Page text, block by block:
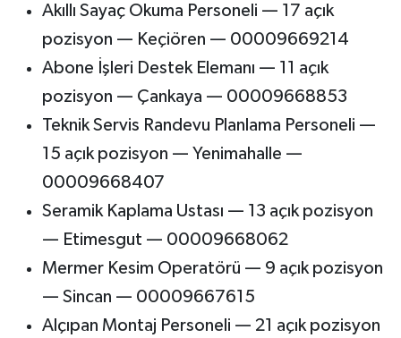
Akıllı Sayaç Okuma Personeli — 17 açık
pozisyon — Keçiören — 00009669214
Abone İşleri Destek Elemanı — 11 açık
pozisyon — Çankaya — 00009668853
Teknik Servis Randevu Planlama Personeli —
15 açık pozisyon — Yenimahalle —
00009668407
Seramik Kaplama Ustası — 13 açık pozisyon
— Etimesgut — 00009668062
Mermer Kesim Operatörü — 9 açık pozisyon
— Sincan — 00009667615
Alçıpan Montaj Personeli — 21 açık pozisyon